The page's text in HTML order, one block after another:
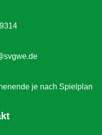
je nach Spielplan